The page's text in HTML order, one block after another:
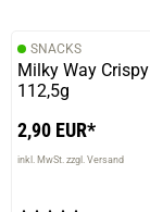
SNACKS
Milky Way Crispy
112,5g
2,90 EUR*
inkl. MwSt. zzgl. Versand